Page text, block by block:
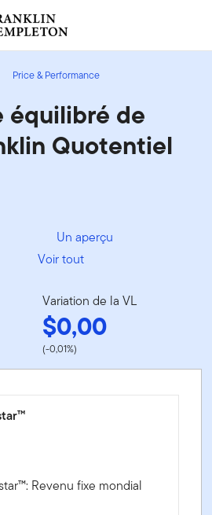
Price & Performance
équilibré de
Quotentiel
Un aperçu
Voir tout
Variation de la VL
$0,00
(-0,01%)
Revenu fixe mondial